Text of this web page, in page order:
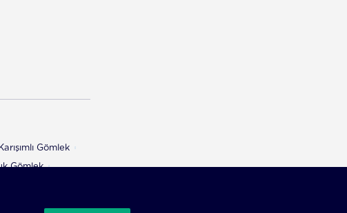
Gömlek
Gömlek